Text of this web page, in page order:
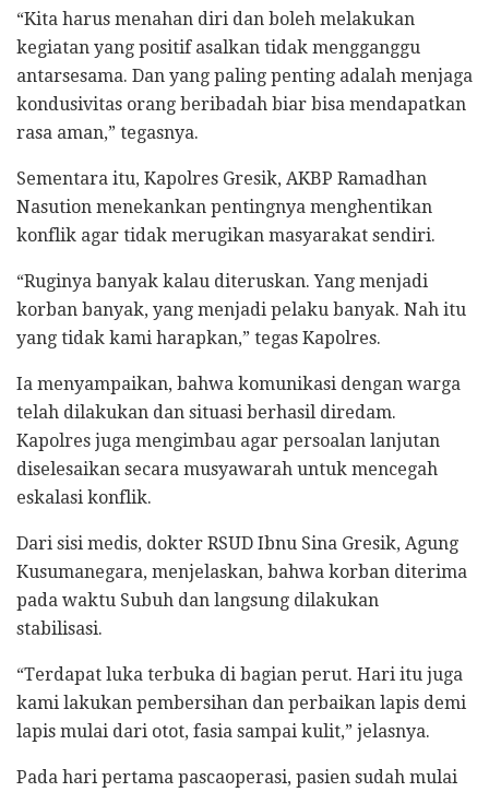
“Kita harus menahan diri dan boleh melakukan
kegiatan yang positif asalkan tidak mengganggu
antarsesama. Dan yang paling penting adalah menjaga
kondusivitas orang beribadah biar bisa mendapatkan
rasa aman,” tegasnya.
Sementara itu, Kapolres Gresik, AKBP Ramadhan
Nasution menekankan pentingnya menghentikan
konflik agar tidak merugikan masyarakat sendiri.
“Ruginya banyak kalau diteruskan. Yang menjadi
korban banyak, yang menjadi pelaku banyak. Nah itu
yang tidak kami harapkan,” tegas Kapolres.
Ia menyampaikan, bahwa komunikasi dengan warga
telah dilakukan dan situasi berhasil diredam.
Kapolres juga mengimbau agar persoalan lanjutan
diselesaikan secara musyawarah untuk mencegah
eskalasi konflik.
Dari sisi medis, dokter RSUD Ibnu Sina Gresik, Agung
Kusumanegara, menjelaskan, bahwa korban diterima
pada waktu Subuh dan langsung dilakukan
stabilisasi.
“Terdapat luka terbuka di bagian perut. Hari itu juga
kami lakukan pembersihan dan perbaikan lapis demi
lapis mulai dari otot, fasia sampai kulit,” jelasnya.
Pada hari pertama pascaoperasi, pasien sudah mulai